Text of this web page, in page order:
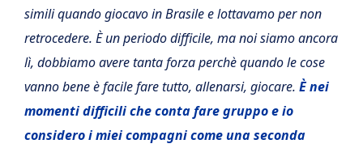
simili quando giocavo in Brasile e lottavamo per non
retrocedere. È un periodo difficile, ma noi siamo ancora
lì, dobbiamo avere tanta forza perchè quando le cose
vanno bene è facile fare tutto, allenarsi, giocare. È nei
momenti difficili che conta fare gruppo e io
considero i miei compagni come una seconda